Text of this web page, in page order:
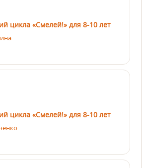
цикла «Смелей!» для 8-10 лет
цикла «Смелей!» для 8-10 лет